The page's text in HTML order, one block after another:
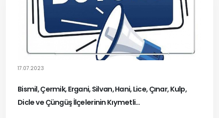
17.07.2023
Bismil, Çermik, Ergani, Silvan, Hani, Lice, Çınar, Kulp,
Dicle ve Çüngüş İlçelerinin Kıymetli